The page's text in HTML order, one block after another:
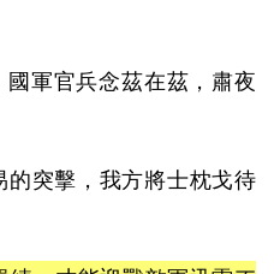
軍官兵念茲在茲，肅夜
的突擊，我方將士枕戈待